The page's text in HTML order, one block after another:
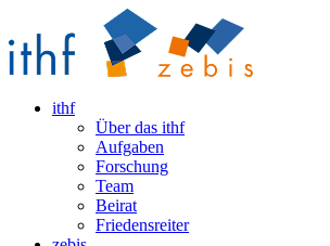
ithf
Über das ithf
Aufgaben
Forschung
Team
Beirat
Friedensreiter